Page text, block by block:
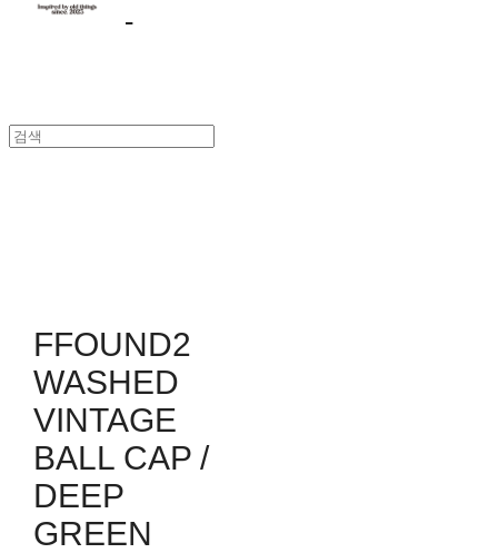
FFOUND2
WASHED
VINTAGE
BALL CAP /
DEEP
GREEN